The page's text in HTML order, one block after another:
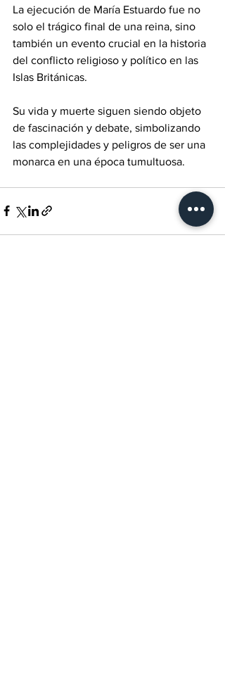
La ejecución de María Estuardo fue no
solo el trágico final de una reina, sino
también un evento crucial en la historia
del conflicto religioso y político en las
Islas Británicas.
Su vida y muerte siguen siendo objeto
de fascinación y debate, simbolizando
las complejidades y peligros de ser una
monarca en una época tumultuosa.